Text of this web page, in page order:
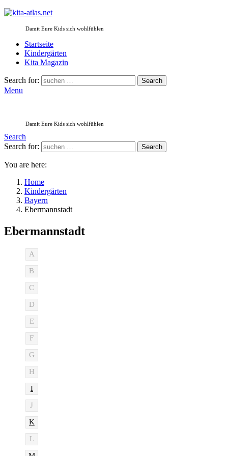
Damit Eure Kids sich wohlfühlen
Startseite
Kindergärten
Kita Magazin
Search for: Search
Menu
Damit Eure Kids sich wohlfühlen
Search
Search for:
Search
You are here:
Home
Kindergärten
Bayern
Ebermannstadt
Ebermannstadt
A
B
C
D
E
F
G
H
I
J
K
L